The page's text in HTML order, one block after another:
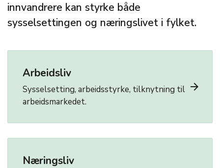
innvandrere kan styrke både
sysselsettingen og næringslivet i fylket.
Arbeidsliv
Sysselsetting, arbeidsstyrke, tilknytning til
arbeidsmarkedet.
arrow_forward
Næringsliv